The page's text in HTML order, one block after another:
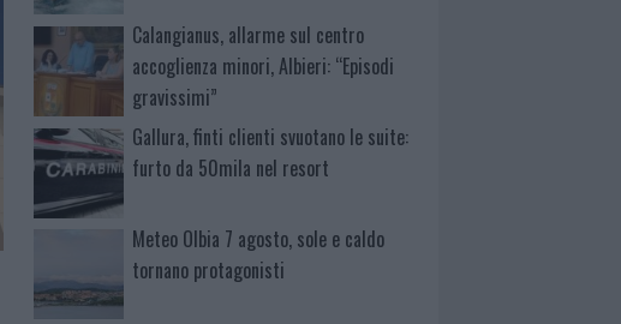
Calangianus, allarme sul centro
accoglienza minori, Albieri: “Episodi
gravissimi”
Gallura, finti clienti svuotano le suite:
furto da 50mila nel resort
Meteo Olbia 7 agosto, sole e caldo
tornano protagonisti